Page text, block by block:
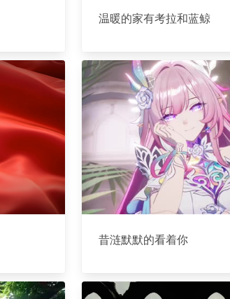
温暖的家有考拉和蓝鲸
昔涟默默的看着你